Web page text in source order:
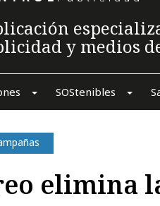
y medios
SOStenibles
elimina